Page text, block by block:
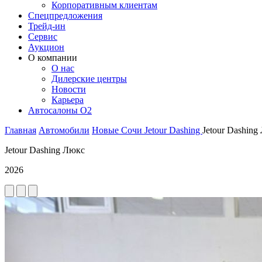
Корпоративным клиентам
Спецпредложения
Трейд-ин
Сервис
Аукцион
О компании
О нас
Дилерские центры
Новости
Карьера
Автосалоны O2
Главная Автомобили Новые Сочи JetourDashing Jetour
Jetour Dashing Люкс
2026